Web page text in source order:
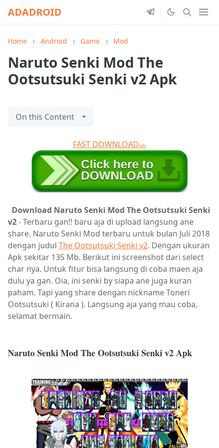
ADADROID
Home Android Game Mod
Naruto Senki Mod The
Ootsutsuki Senki v2 Apk
On this Content
FAST DOWNLOADads
Download Naruto Senki Mod The Ootsutsuki Senki
v2- Terbaru gan!! baru aja di upload langsung ane
share. Naruto Senki Mod terbaru untuk bulan Juli 2018
dengan judul The Ootsutsuki Senki v2. Dengan ukuran
Apk sekitar 135 Mb. Berikut ini screenshot dari select
char nya. Untuk fitur bisa langsung di coba maen aja
dulu ya gan. Oia, ini senki by siapa ane juga kuran
paham. Tapi yang share dengan nickname Toneri
Ootsutsuki ( Kirana ). Langsung aja yang mau coba,
selamat bermain.
Naruto Senki Mod The Ootsutsuki Senki v2 Apk